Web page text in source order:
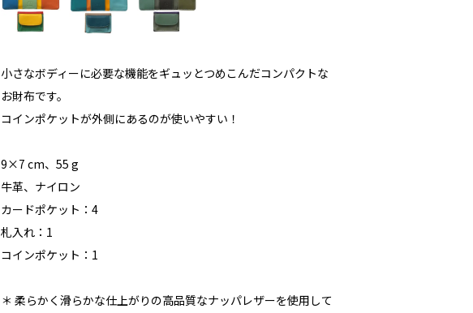
小さなボディーに必要な機能をギュッとつめこんだコンパクトな
お財布です。
コインポケットが外側にあるのが使いやすい！
9×7 cm、55 g
牛革、ナイロン
カードポケット：4
札入れ：1
コインポケット：1
＊ 柔らかく滑らかな仕上がりの高品質なナッパレザーを使用して